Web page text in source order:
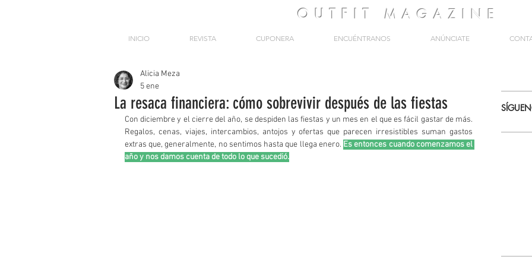
OUTFIT MAGAZINE
INICIO REVISTA CUPONERA ENCUÉNTRANOS ANÚNCIATE
La resaca financiera: cómo sobrevivir después de las fiestas
Alicia Meza
5 ene
Con diciembre y el cierre del año, se despiden las fiestas y un mes en el que es fácil gastar de más.
Regalos, cenas, viajes, intercambios, antojos y ofertas que parecen irresistibles suman gastos
extras que, generalmente, no sentimos hasta que llega enero. Es entonces cuando comenzamos el
año y nos damos cuenta de todo lo que sucedió.